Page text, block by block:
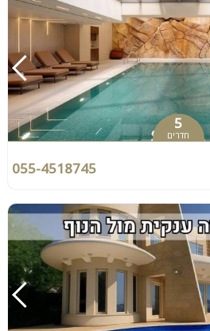
5
חדרים
055-4518745